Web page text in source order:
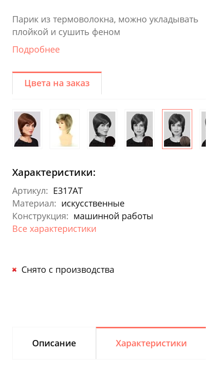
Парик из термоволокна, можно укладывать
плойкой и сушить феном
Подробнее
Цвета на заказ
Характеристики:
Артикул: E317AT
Материал: искусственные
Конструкция: машинной работы
Все характеристики
Снято с производства
Описание Характеристики